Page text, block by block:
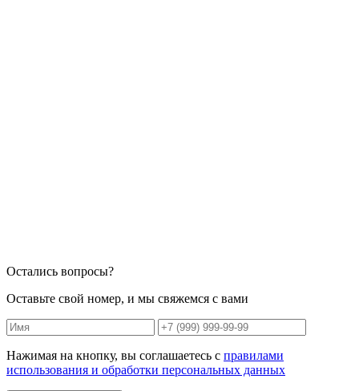
Остались вопросы?
Оставьте свой номер, и мы свяжемся с вами
Нажимая на кнопку, вы соглашаетесь с правилами
использования и обработки персональных данных